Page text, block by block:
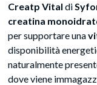
Creatp Vital di
creatina
per supportare una
disponibilità
naturalmente
dove viene